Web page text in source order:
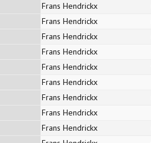
Frans Hendrickx
Frans Hendrickx
Frans Hendrickx
Frans Hendrickx
Frans Hendrickx
Frans Hendrickx
Frans Hendrickx
Frans Hendrickx
Frans Hendrickx